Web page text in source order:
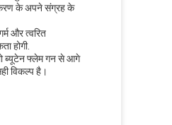
के अपने संग्रह के
और त्वरित
होगी.
ब्यूटेन फ्लेम गन से आगे
विकल्प है।